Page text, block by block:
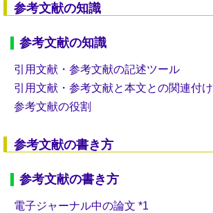
参考文献の知識
参考文献の知識
引用文献・参考文献の記述ツール
引用文献・参考文献と本文との関連付け
参考文献の役割
参考文献の書き方
参考文献の書き方
電子ジャーナル中の論文 *1